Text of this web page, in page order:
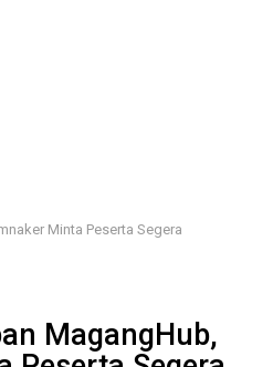
Minta Peserta Segera
MagangHub,